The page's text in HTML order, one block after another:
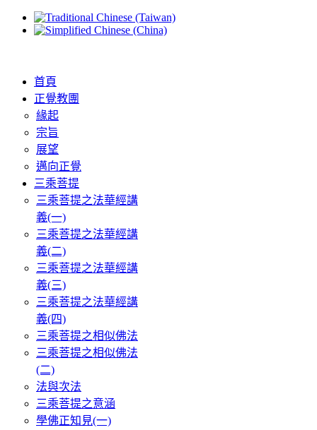
首頁
正覺教團
緣起
宗旨
展望
邁向正覺
三乘菩提
三乘菩提之法華經講
義(一)
三乘菩提之法華經講
義(二)
三乘菩提之法華經講
義(三)
三乘菩提之法華經講
義(四)
三乘菩提之相似佛法
三乘菩提之相似佛法
(二)
法與次法
三乘菩提之意涵
學佛正知見(一)